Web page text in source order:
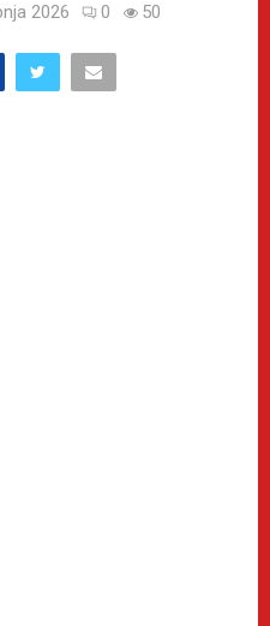
2026 0 50